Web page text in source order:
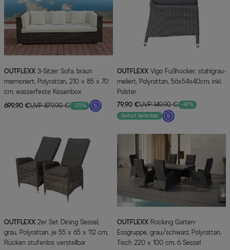
OUTFLEXX
marmoriert, Polyrattan, 210 x 85 x 70
cm, wasserfeste Kissenbox
699,90 €UVP 879,90 € -20%
OUTFLEXX
meliert, Polyrattan, 56x54x40cm, inkl.
Polster
79,90 €UVP 149,90 € -47%
Sofort lieferbar
OUTFLEXX
grau, Polyrattan, je 55 x 65 x 112 cm,
Rücken stufenlos verstellbar
OUTFLEXX
Essgruppe, grau/schwarz, Polyrattan,
Tisch 220 x 100 cm, 6 Sessel